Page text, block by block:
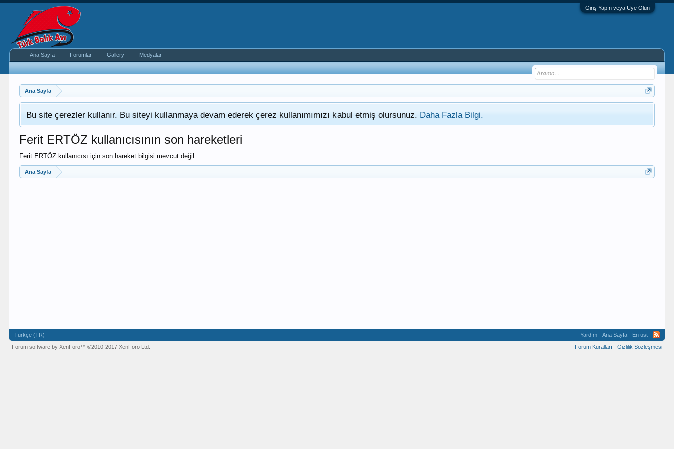
Giriş Yapın veya Üye Olun
Ana Sayfa
Bu site çerezler kullanır. Bu siteyi kullanmaya devam ederek çerez kullanımımızı kabul etmiş olursunuz. Daha Fazla Bilgi.
Ferit ERTÖZ kullanıcısının son hareketleri
Ferit ERTÖZ kullanıcısı için son hareket bilgisi mevcut değil.
Ana Sayfa
Ana Sayfa Forumlar Gallery Medyalar
Türkçe (TR) Yardım Ana Sayfa
En üst
Forum Kuralları
Gizlilik Sözleşmesi
Forum software by XenForo™©2010-2017 XenForo Ltd.